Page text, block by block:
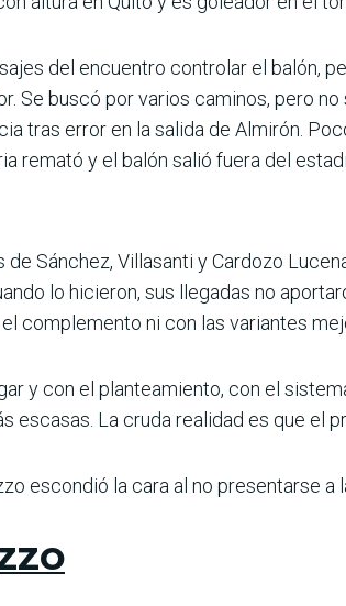
del encuentro controlar el balón,
Se buscó por varios caminos, pero
tras error en la salida de Almirón.
remató y el balón salió fuera del
Sánchez, Villasanti y Car­dozo
lo hicieron, sus llegadas no
complemento ni con las variantes
y con el planteamiento, con el
escasas. La cruda realidad es que el
escondió la cara al no presentarse